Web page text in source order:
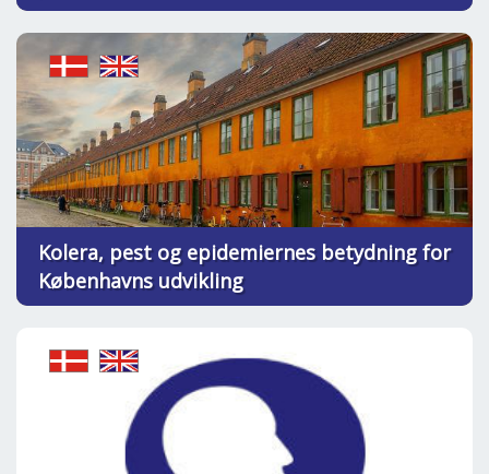
Kolera, pest og epidemiernes betydning for
Københavns udvikling